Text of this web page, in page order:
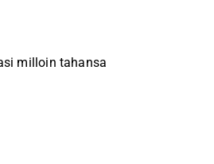
milloin tahansa